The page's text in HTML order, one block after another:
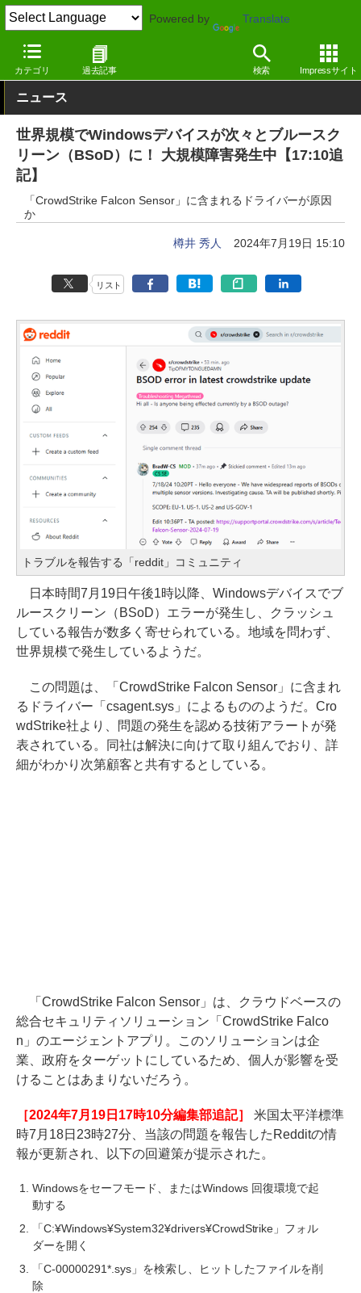
Powered by Translate
カテゴリ 過去記事 検索 Impressサイト
窓の杜 システム・ファイル Windows
ニュース
世界規模でWindowsデバイスが次々とブルースク
リーン（BSoD）に！ 大規模障害発生中【17:10追
記】
「CrowdStrike Falcon Sensor」に含まれるドライバーが原因
か
樽井 秀人 2024年7月19日 15:10
リスト
トラブルを報告する「reddit」コミュニティ
日本時間7月19日午後1時以降、Windowsデバイスでブ
ルースクリーン（BSoD）エラーが発生し、クラッシュ
している報告が数多く寄せられている。地域を問わず、
世界規模で発生しているようだ。
この問題は、「CrowdStrike Falcon Sensor」に含まれ
るドライバー「csagent.sys」によるもののようだ。Cro
wdStrike社より、問題の発生を認める技術アラートが発
表されている。同社は解決に向けて取り組んでおり、詳
細がわかり次第顧客と共有するとしている。
「CrowdStrike Falcon Sensor」は、クラウドベースの
総合セキュリティソリューション「CrowdStrike Falco
n」のエージェントアプリ。このソリューションは企
業、政府をターゲットにしているため、個人が影響を受
けることはあまりないだろう。
［2024年7月19日17時10分編集部追記］ 米国太平洋標準
時7月18日23時27分、当該の問題を報告したRedditの情
報が更新され、以下の回避策が提示された。
Windowsをセーフモード、またはWindows 回復環境で起
動する
「C:¥Windows¥System32¥drivers¥CrowdStrike」フォル
ダーを開く
「C-00000291*.sys」を検索し、ヒットしたファイルを削
除